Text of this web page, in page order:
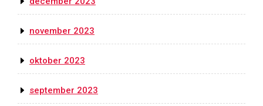
november 2023
oktober 2023
september 2023